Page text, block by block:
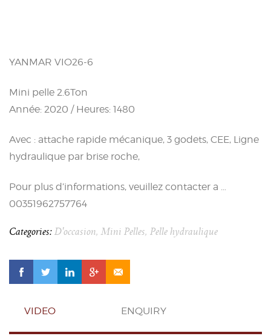
YANMAR VIO26-6
Mini pelle 2.6Ton
Année: 2020 / Heures: 1480
Avec : attache rapide mécanique, 3 godets, CEE, Ligne
hydraulique par brise roche,
Pour plus d’informations, veuillez contacter a …
00351962757764
Categories: D'occasion,Mini Pelles, Pelle hydraulique
VIDEO ENQUIRY